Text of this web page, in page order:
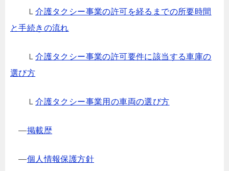
Ｌ介護タクシー事業の許可を経るまでの所要時間
と手続きの流れ
Ｌ介護タクシー事業の許可要件に該当する車庫の
選び方
Ｌ介護タクシー事業用の車両の選び方
―掲載歴
―個人情報保護方針